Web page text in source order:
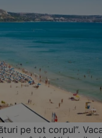
pe tot corpul”.